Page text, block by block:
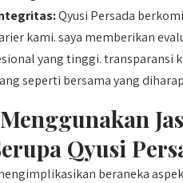
Qyusi Persada
kami. saya memberikan
yang tinggi. transparansi
seperti bersama yang
Qyusi
beraneka